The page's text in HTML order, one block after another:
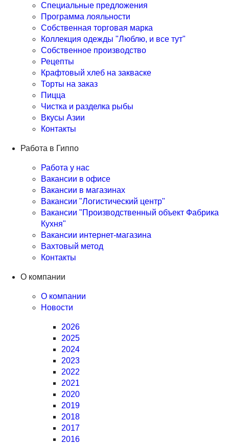
Специальные предложения
Программа лояльности
Собственная торговая марка
Коллекция одежды "Люблю, и все тут"
Собственное производство
Рецепты
Крафтовый хлеб на закваске
Торты на заказ
Пицца
Чистка и разделка рыбы
Вкусы Азии
Контакты
Работа в Гиппо
Работа у нас
Вакансии в офисе
Вакансии в магазинах
Вакансии "Логистический центр"
Вакансии "Производственный объект Фабрика
Кухня"
Вакансии интернет-магазина
Вахтовый метод
Контакты
О компании
О компании
Новости
2026
2025
2024
2023
2022
2021
2020
2019
2018
2017
2016